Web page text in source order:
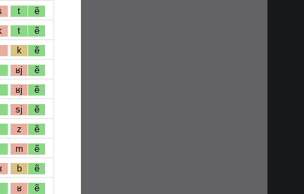
t ẽ
t ẽ
k ẽ
ʁj ẽ
ʁj ẽ
sj ẽ
z ẽ
m ẽ
b ẽ
ʁ ẽ